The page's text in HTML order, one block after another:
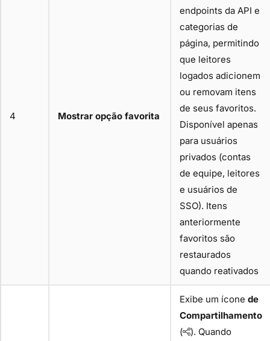
4 Mostrar opção favorita
endpoints da API e
categorias de
página, permitindo
que leitores
logados adicionem
ou removam itens
de seus favoritos.
Disponível apenas
para usuários
privados (contas
de equipe, leitores
e usuários de
SSO). Itens
anteriormente
favoritos são
restaurados
quando reativados
Exibe um ícone de
Compartilhamento
(
). Quando